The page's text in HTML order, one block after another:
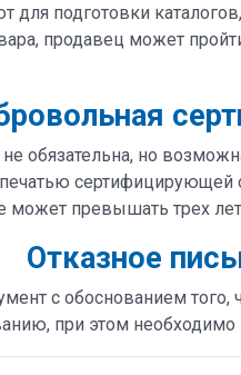
для подготовки
продавец может
обязательна, но
может превышать трех
Отказное
с обоснованием того,
при этом